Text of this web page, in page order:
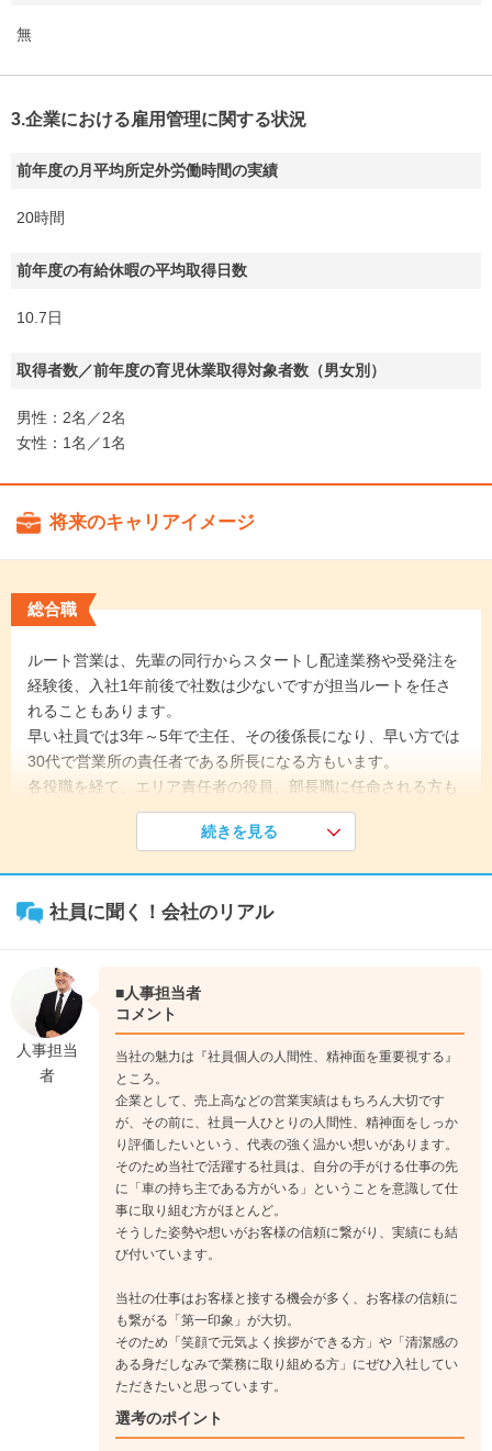
無
3.企業における雇用管理に関する状況
前年度の月平均所定外労働時間の実績
20時間
前年度の有給休暇の平均取得日数
10.7日
取得者数／前年度の育児休業取得対象者数（男女別）
男性：2名／2名
女性：1名／1名
将来のキャリアイメージ
総合職
ルート営業は、先輩の同行からスタートし配達業務や受発注を
経験後、入社1年前後で社数は少ないですが担当ルートを任さ
れることもあります。
早い社員では3年～5年で主任、その後係長になり、早い方では
30代で営業所の責任者である所長になる方もいます。
各役職を経て、エリア責任者の役員、部長職に任命される方も
に覚えていきます。
早い社員では1年目でルート担当になります。
《入社3年目》
先輩にサポートしてもらいながらも基本は一人でお客様を訪
問。お客様へ強化項目の販売や提案もしていき営業所の一員と
して業務をしてもらいます。年間表彰や主任も目指せます。
《入社8年目》
早い人では係長職になり営業所の責任者、所長を目指すことも
続きを見る
社員に聞く！会社のリアル
人事担当
者
■人事担当者
コメント
当社の魅力は『社員個人の人間性、精神面を重要視する』
ところ。
企業として、売上高などの営業実績はもちろん大切です
が、その前に、社員一人ひとりの人間性、精神面をしっか
り評価したいという、代表の強く温かい想いがあります。
そのため当社で活躍する社員は、自分の手がける仕事の先
に「車の持ち主である方がいる」ということを意識して仕
事に取り組む方がほとんど。
そうした姿勢や想いがお客様の信頼に繋がり、実績にも結
び付いています。
当社の仕事はお客様と接する機会が多く、お客様の信頼に
も繋がる「第一印象」が大切。
そのため「笑顔で元気よく挨拶ができる方」や「清潔感の
ある身だしなみで業務に取り組める方」にぜひ入社してい
ただきたいと思っています。
選考のポイント